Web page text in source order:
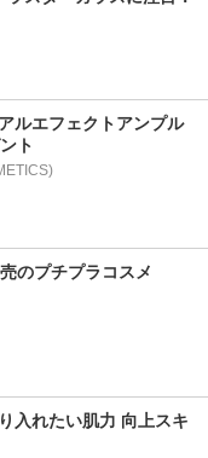
ルエフェクトアンプル
ト
のプチプラコスメ
入れたい肌力 向上スキ